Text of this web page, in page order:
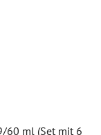
60 ml (Set mit 6